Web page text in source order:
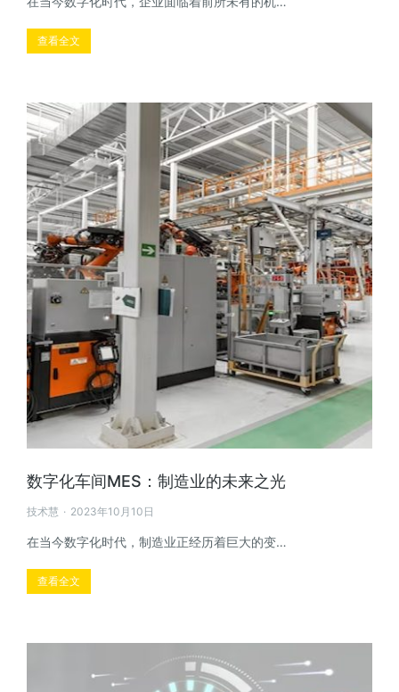
查看全文
数字化车间MES：制造业的未来之光
技术慧 2023年10月10日
在当今数字化时代，制造业正经历着巨大的变…
查看全文